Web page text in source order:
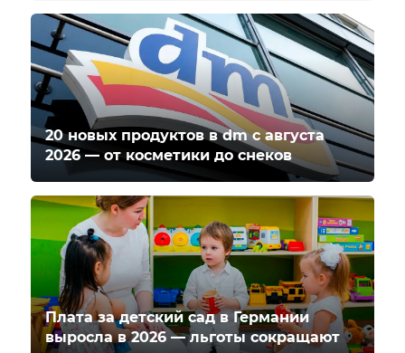
20 новых продуктов в dm с августа
2026 — от косметики до снеков
Плата за детский сад в Германии
выросла в 2026 — льготы сокращают